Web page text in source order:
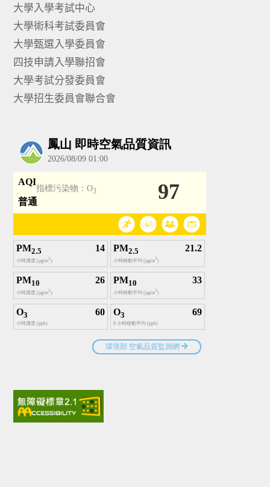
大學入學考試中心
大學術科考試委員會
大學甄選入學委員會
四技申請入學聯招會
大學考試分發委員會
大學招生委員會聯合會